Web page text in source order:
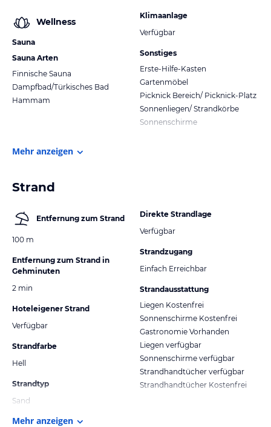
Wellness
Sauna
Sauna Arten
Finnische Sauna
Dampfbad/Türkisches Bad
Hammam
Klimaanlage
Verfügbar
Sonstiges
Erste-Hilfe-Kasten
Gartenmöbel
Picknick Bereich/ Picknick-Platz
Sonnenliegen/ Strandkörbe
Sonnenschirme
Mehr anzeigen
Strand
Entfernung zum Strand
100 m
Entfernung zum Strand in
Gehminuten
2 min
Hoteleigener Strand
Verfügbar
Strandfarbe
Hell
Strandtyp
Sand
Direkte Strandlage
Verfügbar
Strandzugang
Einfach Erreichbar
Strandausstattung
Liegen Kostenfrei
Sonnenschirme Kostenfrei
Gastronomie Vorhanden
Liegen verfügbar
Sonnenschirme verfügbar
Strandhandtücher verfügbar
Strandhandtücher Kostenfrei
Mehr anzeigen